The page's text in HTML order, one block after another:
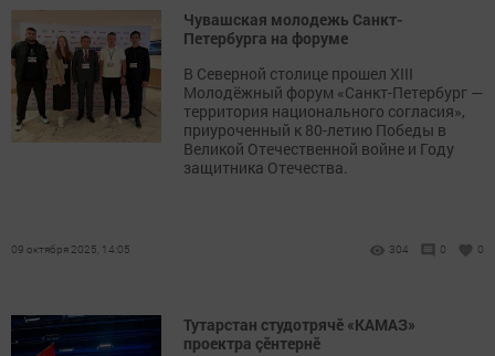
Чувашская молодежь Санкт-
Петербурга на форуме
В Северной столице прошел XIII
Молодёжный форум «Санкт-Петербург —
территория национального согласия»,
приуроченный к 80-летию Победы в
Великой Отечественной войне и Году
защитника Отечества.
09 октября 2025, 14:05 304 0 0
Тутарстан студотрячӗ «КАМАЗ»
проектра çӗнтернӗ